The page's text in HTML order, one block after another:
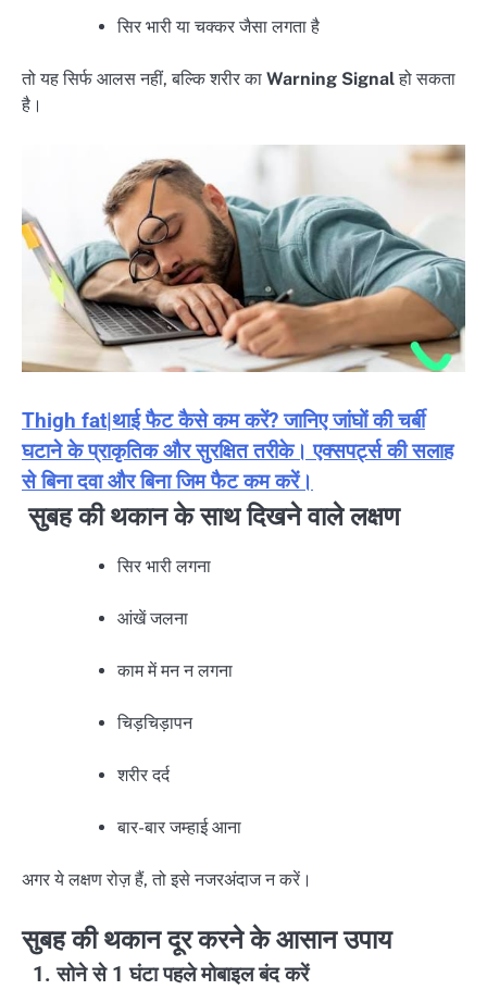
सिर भारी या चक्कर जैसा लगता है
तो यह सिर्फ आलस नहीं, बल्कि शरीर का Warning Signalहो सकता
है।
Thigh fat|थाई फैट कैसे कम करें? जानिए जांघों की चर्बी
घटाने के प्राकृतिक और सुरक्षित तरीके। एक्सपर्ट्स की सलाह
से बिना दवा और बिना जिम फैट कम करें।
सुबह की थकान के साथ दिखने वाले लक्षण
सिर भारी लगना
आंखें जलना
काम में मन न लगना
चिड़चिड़ापन
शरीर दर्द
बार-बार जम्हाई आना
अगर ये लक्षण रोज़ हैं, तो इसे नजरअंदाज न करें।
सुबह की थकान दूर करने के आसान उपाय
1. सोने से 1 घंटा पहले मोबाइल बंद करें